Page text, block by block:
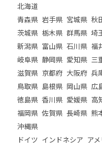
北海道
青森県 岩手県 宮城県 秋
茨城県 栃木県 群馬県 埼
新潟県 富山県 石川県 福
岐阜県 静岡県 愛知県 三
滋賀県 京都府 大阪府 兵
鳥取県 島根県 岡山県 広
徳島県 香川県 愛媛県 高
福岡県 佐賀県 長崎県 熊
沖縄県
ドイツ インドネシア ア